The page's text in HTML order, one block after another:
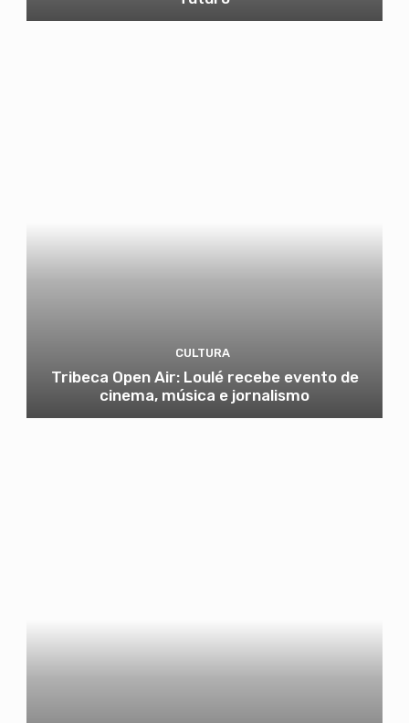
CULTURA
Tribeca Open Air: Loulé recebe evento de
cinema, música e jornalismo